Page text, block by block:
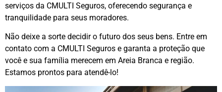
serviços da CMULTI Seguros, oferecendo segurança e
tranquilidade para seus moradores.
Não deixe a sorte decidir o futuro dos seus bens. Entre em
contato com a CMULTI Seguros e garanta a proteção que
você e sua família merecem em Areia Branca e região.
Estamos prontos para atendê-lo!